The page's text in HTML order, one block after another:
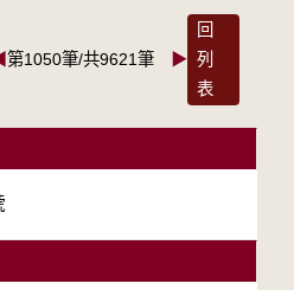
第1050筆/共9621筆 ▶
回
列
表